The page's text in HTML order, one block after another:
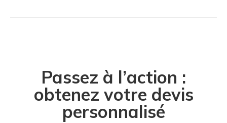
Passez à l’action :
obtenez votre devis
personnalisé